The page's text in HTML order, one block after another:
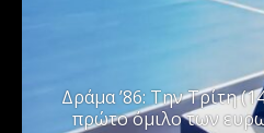
Δράμα ’86: Την Τρίτη
πρώτο όμιλο των